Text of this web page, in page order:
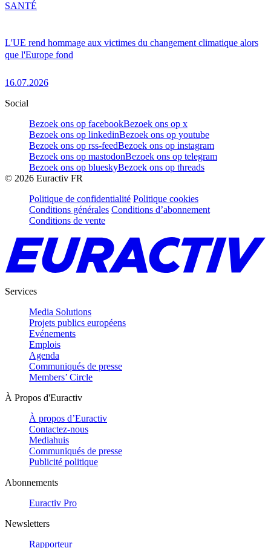
L'UE rend hommage aux victimes du changement climatique alors
que l'Europe fond
16.07.2026
SANTÉ
Social
Bezoek ons op facebookBezoek ons op x
Bezoek ons op linkedinBezoek ons op youtube
Bezoek ons op rss-feedBezoek ons op instagram
Bezoek ons op mastodonBezoek ons op telegram
Bezoek ons op blueskyBezoek ons op threads
© 2026 Euractiv FR
Politique de confidentialité Politique cookies
Conditions générales Conditions d’abonnement
Conditions de vente
Services
Media Solutions
Projets publics européens
Evénements
Emplois
Agenda
Communiqués de presse
Members’ Circle
À Propos d'Euractiv
À propos d’Euractiv
Contactez-nous
Mediahuis
Communiqués de presse
Publicité politique
Abonnements
Euractiv Pro
Newsletters
Rapporteur